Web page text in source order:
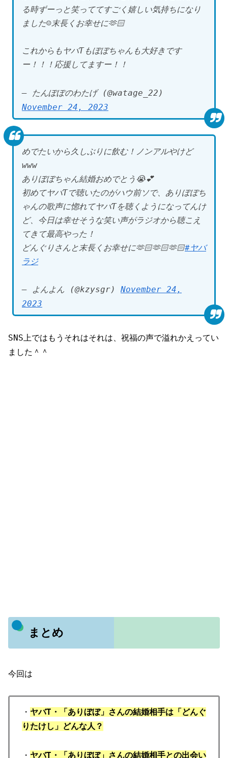
る時ずーっと笑っててすごく嬉しい気持ちになり
ました☺️末長くお幸せに🫶🏻
これからもヤバTもぼぼちゃんも大好きです
ー！！！応援してますー！！
— たんぽぽのわたげ (@watage_22)
November 24, 2023
めでたいから久しぶりに飲む！ノンアルやけど
www
ありぼぼちゃん結婚おめでとう😭💕
初めてヤバTで聴いたのがハウ前ソで、ありぼぼち
ゃんの歌声に惚れてヤバTを聴くようになってんけ
ど、今日は幸せそうな笑い声がラジオから聴こえ
てきて最高やった！
どんぐりさんと末長くお幸せに🫶🏻🫶🏻🫶🏻#ヤバ
ラジ
— よんよん (@kzysgr) November 24,
2023
SNS上ではもうそれはそれは、祝福の声で溢れかえってい
ました＾＾
まとめ
今回は
・ ヤバT・「ありぼぼ」さんの結婚相手は「どんぐ
りたけし」どんな人？
・ ヤバT・「ありぼぼ」さんの結婚相手との出会い